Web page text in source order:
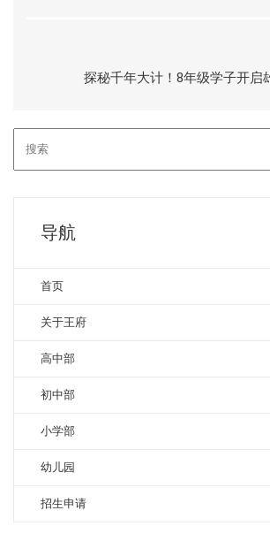
探秘千年大计！8年级学子开启
导航
首页
关于王府
高中部
初中部
小学部
幼儿园
招生申请